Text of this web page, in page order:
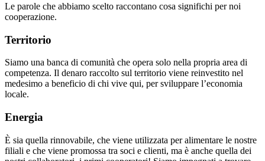
Le parole che abbiamo scelto raccontano cosa significhi per noi
cooperazione.
Territorio
Siamo una banca di comunità che opera solo nella propria area di
competenza. Il denaro raccolto sul territorio viene reinvestito nel
medesimo a beneficio di chi vive qui, per sviluppare l’economia
locale.
Energia
È sia quella rinnovabile, che viene utilizzata per alimentare le nostre
filiali e che viene promossa tra soci e clienti, ma è anche quella dei